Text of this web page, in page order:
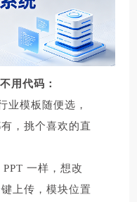
用代码：
业模板随便选，
，挑个喜欢的直
一样，想改
上传，模块位置